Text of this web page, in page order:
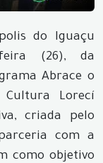
do Iguaçu
(26), da
Abrace o
Lorecí
criada pelo
com a
como objetivo